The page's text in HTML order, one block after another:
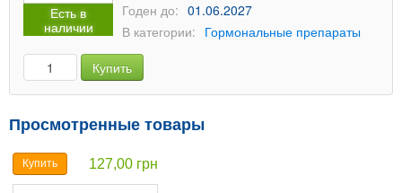
Есть в
наличии
Годен до: 01.06.2027
В категории: Гормональные препараты
Купить
Просмотренные товары
Купить 127,00 грн